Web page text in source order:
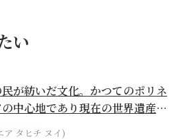
い
が紡いだ文化。かつてのポリネ
の中心地であり現在の世界遺産か
えてくる...
ア タヒチ ヌイ)